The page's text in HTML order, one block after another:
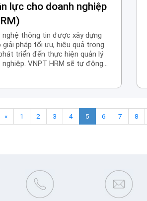
lực cho doanh nghiệp
nghệ thông tin được xây dựng
pháp tối ưu, hiệu quả trong
triển đến thực hiện quản lý
VNPT HRM sẽ tự động
« 1 2 3 4 5 6 7 8